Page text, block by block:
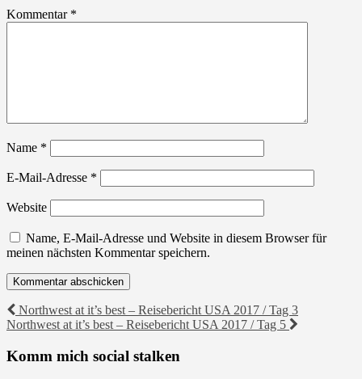
Kommentar *
Name *
E-Mail-Adresse *
Website
Name, E-Mail-Adresse und Website in diesem Browser für
meinen nächsten Kommentar speichern.
Beitragsnavigation
Northwest at it’s best – Reisebericht USA 2017 / Tag 3
Northwest at it’s best – Reisebericht USA 2017 / Tag 5
Komm mich social stalken